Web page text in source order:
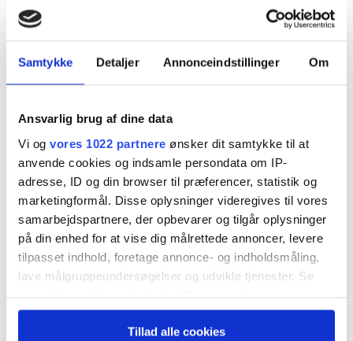
Samtykke Detaljer Annonceindstillinger Om
Ansvarlig brug af dine data
Vi og vores 1022 partnere ønsker dit samtykke til at
anvende cookies og indsamle persondata om IP-
adresse, ID og din browser til præferencer, statistik og
marketingformål. Disse oplysninger videregives til vores
samarbejdspartnere, der opbevarer og tilgår oplysninger
på din enhed for at vise dig målrettede annoncer, levere
tilpasset indhold, foretage annonce- og indholdsmåling,
lave målgruppeundersøgelser og udvikle tjenester. Se
persondatapolitik. Du kan altid trække dit samtykke
tilbage eller ændre indstillinger fra vores
Tillad alle cookies
værdipapirer, kapitalforvaltning og
af investeringspenge. Stadig flere anvender
handelskurtager og ingen skjult kursskæring. Det
kommende MIFID II direktiv vil blive en massiv
udfordring for stort set alle banker, da de
risikerer at miste hovedparten af de aktuelle
provisionsindtægter.
Bundlinjen er, at det næsten kun kan gå én vej for
forsøger at høste stordriftsfordele gennem